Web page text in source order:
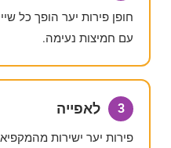
חופן פירות יער הופך כל
עם חמיצות נעימה.
3 לאפייה
פירות יער ישירות